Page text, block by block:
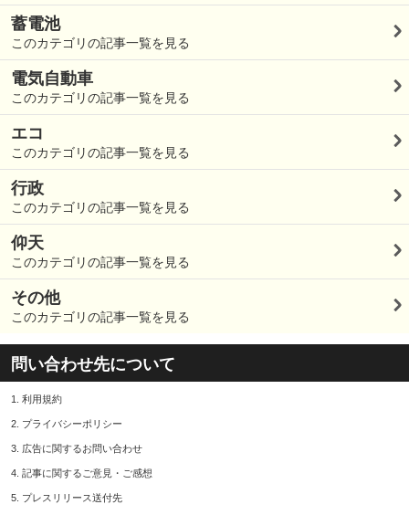
蓄電池
このカテゴリの記事一覧を見る
電気自動車
このカテゴリの記事一覧を見る
エコ
このカテゴリの記事一覧を見る
行政
このカテゴリの記事一覧を見る
仰天
このカテゴリの記事一覧を見る
その他
このカテゴリの記事一覧を見る
問い合わせ先について
1. 利用規約
2. プライバシーポリシー
3. 広告に関するお問い合わせ
4. 記事に関するご意見・ご感想
5. プレスリリース送付先